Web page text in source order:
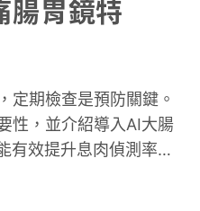
腸胃鏡特
定期檢查是預防關鍵。
性，並介紹導入AI大腸
有效提升息肉偵測率。